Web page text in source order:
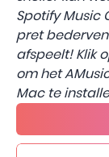
Spotify Music
pret
afspeelt! Klik
om het
Mac te